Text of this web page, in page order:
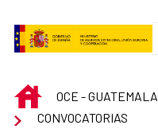
INICIOOCE - GUATEMALA
CONVOCATORIAS